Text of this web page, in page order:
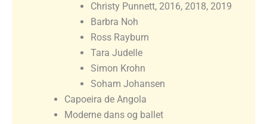
Christy Punnett, 2016, 2018, 2019
Barbra Noh
Ross Rayburn
Tara Judelle
Simon Krohn
Soham Johansen
Capoeira de Angola
Moderne dans og ballet